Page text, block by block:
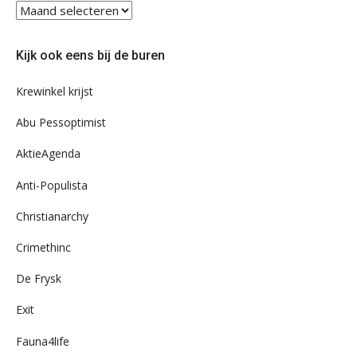
Blader
eens
ons
Kijk ook eens bij de buren
Krewinkel krijst
Abu Pessoptimist
AktieAgenda
Anti-Populista
Christianarchy
Crimethinc
De Frysk
Exit
Fauna4life